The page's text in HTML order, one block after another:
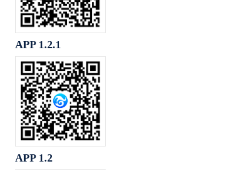
APP 1.2.1
APP 1.2